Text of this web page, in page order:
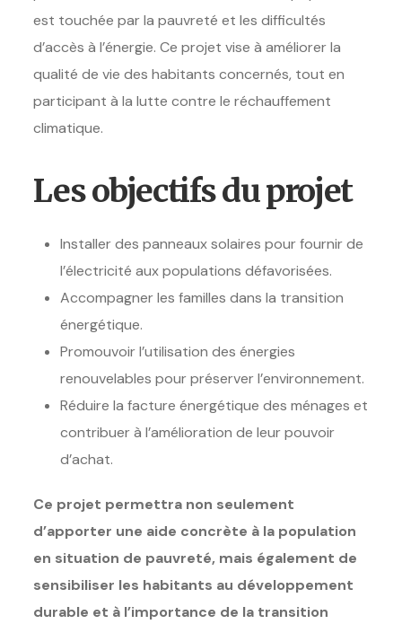
est touchée par la pauvreté et les difficultés
d’accès à l’énergie. Ce projet vise à améliorer la
qualité de vie des habitants concernés, tout en
participant à la lutte contre le réchauffement
climatique.
Les objectifs du projet
Installer des panneaux solaires pour fournir de
l’électricité aux populations défavorisées.
Accompagner les familles dans la transition
énergétique.
Promouvoir l’utilisation des énergies
renouvelables pour préserver l’environnement.
Réduire la facture énergétique des ménages et
contribuer à l’amélioration de leur pouvoir
d’achat.
Ce projet permettra non seulement
d’apporter une aide concrète à la population
en situation de pauvreté, mais également de
sensibiliser les habitants au développement
durable et à l’importance de la transition